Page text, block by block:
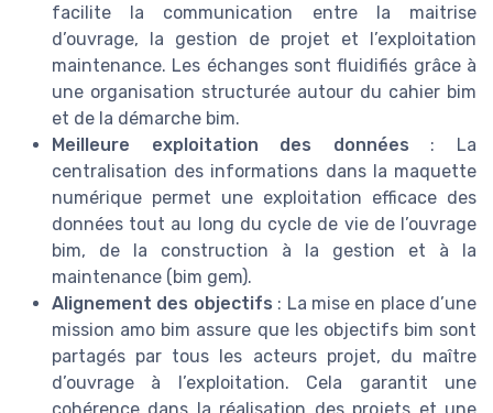
facilite la communication entre la maitrise
d’ouvrage, la gestion de projet et l’exploitation
maintenance. Les échanges sont fluidifiés grâce à
une organisation structurée autour du cahier bim
et de la démarche bim.
Meilleure exploitation des données : La
centralisation des informations dans la maquette
numérique permet une exploitation efficace des
données tout au long du cycle de vie de l’ouvrage
bim, de la construction à la gestion et à la
maintenance (bim gem).
Alignement des objectifs : La mise en place d’une
mission amo bim assure que les objectifs bim sont
partagés par tous les acteurs projet, du maître
d’ouvrage à l’exploitation. Cela garantit une
cohérence dans la réalisation des projets et une